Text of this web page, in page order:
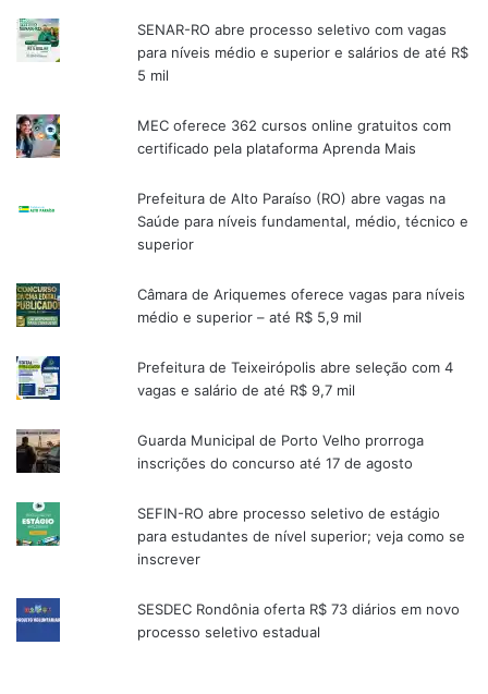
SENAR-RO abre processo seletivo com vagas
para níveis médio e superior e salários de até R$
5 mil
MEC oferece 362 cursos online gratuitos com
certificado pela plataforma Aprenda Mais
Prefeitura de Alto Paraíso (RO) abre vagas na
Saúde para níveis fundamental, médio, técnico e
superior
Câmara de Ariquemes oferece vagas para níveis
médio e superior – até R$ 5,9 mil
Prefeitura de Teixeirópolis abre seleção com 4
vagas e salário de até R$ 9,7 mil
Guarda Municipal de Porto Velho prorroga
inscrições do concurso até 17 de agosto
SEFIN-RO abre processo seletivo de estágio
para estudantes de nível superior; veja como se
inscrever
SESDEC Rondônia oferta R$ 73 diários em novo
processo seletivo estadual